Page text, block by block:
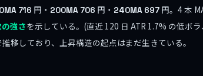
716 円・ 200MA 706 円・ 240MA 697 円。4 本
強さを示している。(直近 120 日 ATR 1.7% の低ボ
移しており、上昇構造の起点はまだ生きている。